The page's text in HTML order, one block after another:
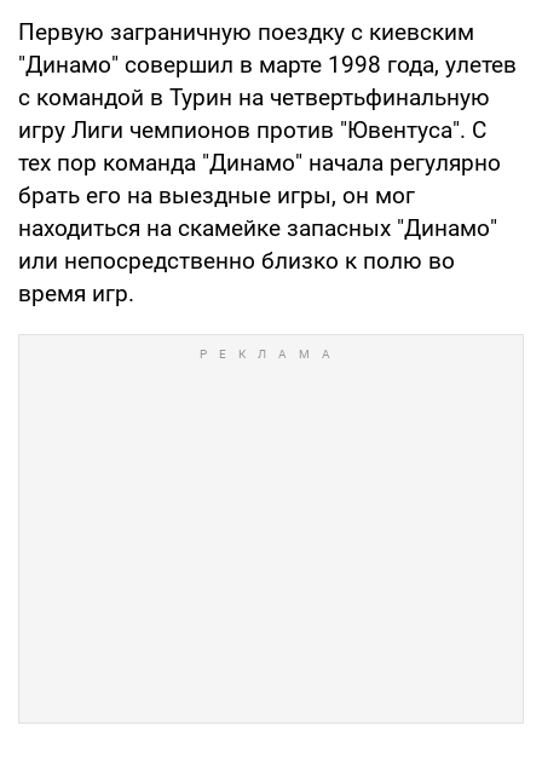
Первую заграничную поездку с киевским
"Динамо" совершил в марте 1998 года, улетев
с командой в Турин на четвертьфинальную
игру Лиги чемпионов против "Ювентуса". С
тех пор команда "Динамо" начала регулярно
брать его на выездные игры, он мог
находиться на скамейке запасных "Динамо"
или непосредственно близко к полю во
время игр.